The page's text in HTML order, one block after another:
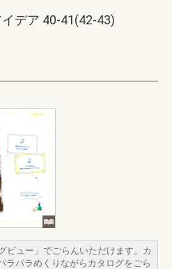
デア 40-41(42-43)
ビュー」でごらんいただけます。カ
ラパラめくりながらカタログをごら